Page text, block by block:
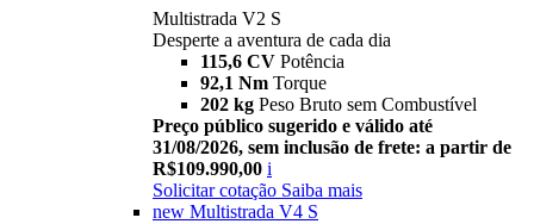
Multistrada V2 S
Desperte a aventura de cada dia
115,6 CV Potência
92,1 Nm Torque
202 kg Peso Bruto sem Combustível
Preço público sugerido e válido até
31/08/2026, sem inclusão de frete: a partir de
R$109.990,00 i
Solicitar cotação Saiba mais
new Multistrada V4 S